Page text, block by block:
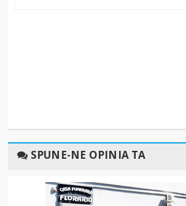
SPUNE-NE OPINIA TA